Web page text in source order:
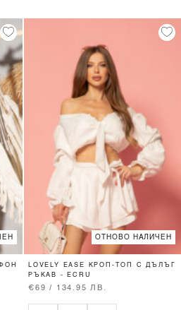
ОТНОВО НАЛИЧЕН
LOVELY EASE КРОП-ТОП С ДЪЛЪГ
РЪКАВ - ECRU
€69 / 134.95 ЛВ.